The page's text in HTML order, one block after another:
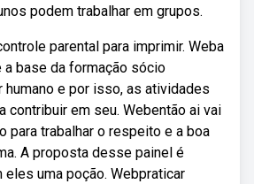
podem trabalhar em grupos.
parental para imprimir. Weba
a base da formação sócio
humano e por isso, as atividades
contribuir em seu. Webentão ai vai
para trabalhar o respeito e a boa
A proposta desse painel é
eles uma poção. Webpraticar